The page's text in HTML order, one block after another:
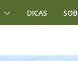
DICAS